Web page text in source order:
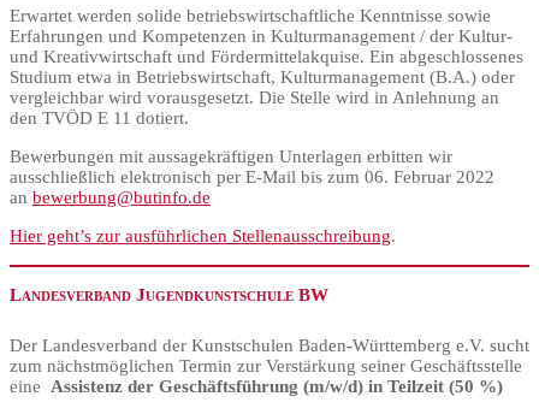
Erwartet werden solide betriebswirtschaftliche Kenntnisse sowie
Erfahrungen und Kompetenzen in Kulturmanagement / der Kultur-
und Kreativwirtschaft und Fördermittelakquise. Ein abgeschlossenes
Studium etwa in Betriebswirtschaft, Kulturmanagement (B.A.) oder
vergleichbar wird vorausgesetzt. Die Stelle wird in Anlehnung an
den TVÖD E 11 dotiert.
Bewerbungen mit aussagekräftigen Unterlagen erbitten wir
ausschließlich elektronisch per E-Mail bis zum 06. Februar 2022
an bewerbung@butinfo.de
Hier geht’s zur ausführlichen Stellenausschreibung.
Landesverband Jugendkunstschule BW
Der Landesverband der Kunstschulen Baden-Württemberg e.V. sucht
zum nächstmöglichen Termin zur Verstärkung seiner Geschäftsstelle
eine Assistenz der Geschäftsführung (m/w/d) in Teilzeit (50 %)